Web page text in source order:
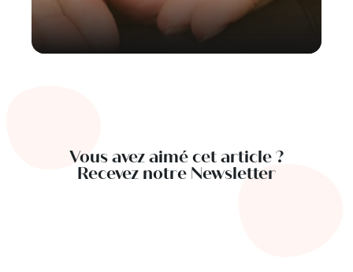
Vous avez aimé cet article ?
Recevez notre Newsletter